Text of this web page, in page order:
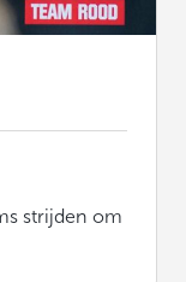
strijden om